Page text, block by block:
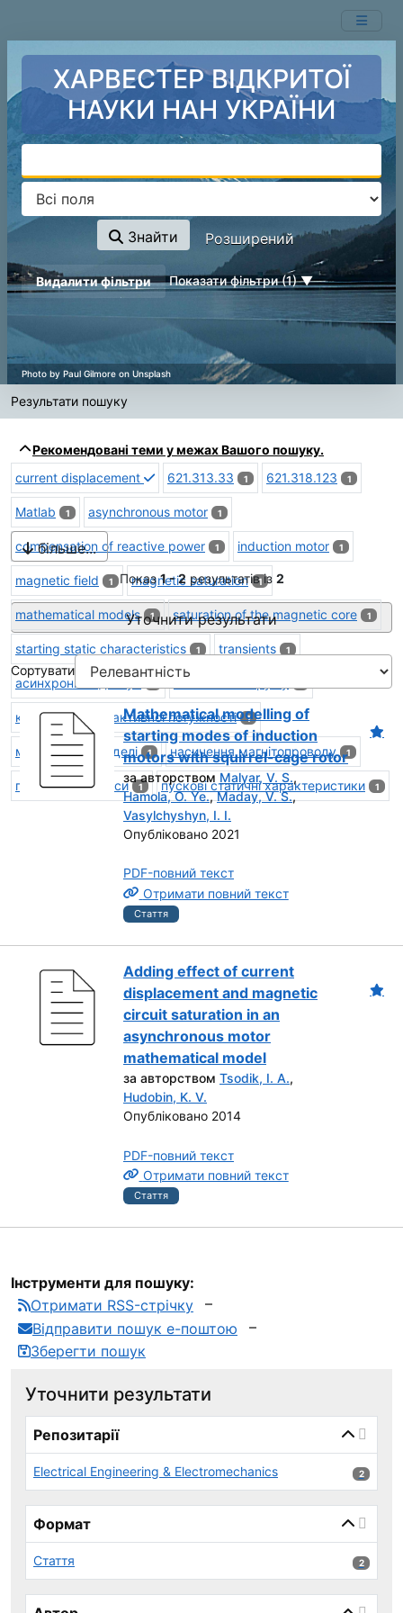
ХАРВЕСТЕР ВІДКРИТОЇ
НАУКИ НАН УКРАЇНИ
Знайти Розширений
page_reload_on_deselect_hint
Видалити фільтри Показати фільтри (1)
Результати пошуку
Рекомендовані теми у межах Вашого пошуку.
current displacement
621.313.33 1 621.318.123 1
Matlab 1 asynchronous motor 1
compensation of reactive power 1 induction motor 1
magnetic field 1 magnetic saturation 1
mathematical models 1 saturation of the magnetic core 1
starting static characteristics 1 transients 1
асинхронний двигун
компенсація реактивної потужності 1
математичні моделі 1 насичення магнітопроводу 1
перехідні процеси 1 пускові статичні характеристики 1
більше...
Показ1 - 2 результатів із 2
Уточнити результати
Сортувати
Mathematical modelling of
starting modes of induction
motors with squirrel-cage rotor
за авторством Malyar, V. S.,
Hamola, O. Ye.,Maday, V. S.,
Vasylchyshyn, I. I.
Опубліковано 2021
PDF-повний текст
Отримати повний текст
Стаття
Adding effect of current
displacement and magnetic
circuit saturation in an
asynchronous motor
mathematical model
за авторством Tsodik, I. A.,
Hudobin, K. V.
Опубліковано 2014
PDF-повний текст
Отримати повний текст
Стаття
Інструменти для пошуку:
Отримати RSS-стрічку
Відправити пошук е-поштою
Зберегти пошук
Уточнити результати
Репозитарії
Electrical Engineering & Electromechanics 2
2
Формат
Стаття 2
2